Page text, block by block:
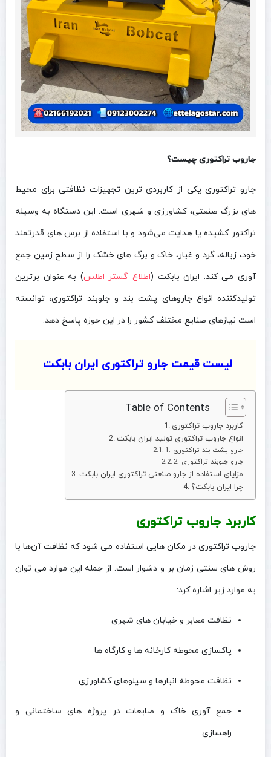
جاروب تراکتوری چیست؟
جارو تراکتوری یکی از کاربردی‌ ترین تجهیزات نظافتی برای محیط‌
های بزرگ صنعتی، کشاورزی و شهری است. این دستگاه به‌ وسیله
تراکتور کشیده یا هدایت می‌شود و با استفاده از برس‌ های قدرتمند
خود، زباله، گرد و غبار، خاک و برگ‌ های خشک را از سطح زمین جمع‌
آوری می‌ کند. ایران بابکت (اطلاع گستر اطلس) به عنوان برترین
تولیدکننده انواع جاروهای پشت‌ بند و جلو‌بند تراکتوری، توانسته
است نیازهای صنایع مختلف کشور را در این حوزه پاسخ دهد.
لیست قیمت جارو تراکتوری ایران بابکت
Table of Contents
کاربرد جاروب تراکتوری
انواع جاروب تراکتوری تولید ایران بابکت
1. جارو پشت‌ بند تراکتوری
2. جارو جلو‌بند تراکتوری
مزایای استفاده از جارو صنعتی تراکتوری ایران بابکت
چرا ایران بابکت؟
کاربرد جاروب تراکتوری
جاروب تراکتوری در مکان‌ هایی استفاده می‌ شود که نظافت آن‌ها با
روش‌ های سنتی زمان‌ بر و دشوار است. از جمله این موارد می‌ توان
به موارد زیر اشاره کرد:
نظافت معابر و خیابان‌ های شهری
پاکسازی محوطه‌ کارخانه‌ ها و کارگاه‌ ها
نظافت محوطه‌ انبارها و سیلوهای کشاورزی
جمع‌ آوری خاک و ضایعات در پروژه‌ های ساختمانی و
راهسازی